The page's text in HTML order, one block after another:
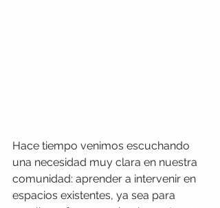
Hace tiempo venimos escuchando
una necesidad muy clara en nuestra
comunidad: aprender a intervenir en
espacios existentes, ya sea para